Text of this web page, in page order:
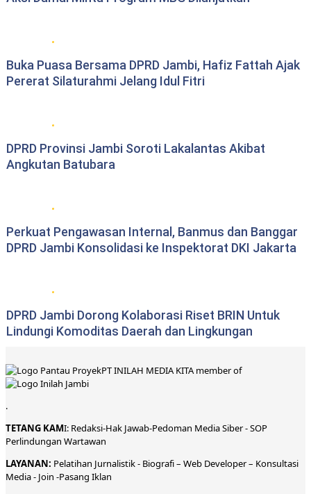
Buka Puasa Bersama DPRD Jambi, Hafiz Fattah Ajak
Pererat Silaturahmi Jelang Idul Fitri
DPRD Provinsi Jambi Soroti Lakalantas Akibat
Angkutan Batubara
Perkuat Pengawasan Internal, Banmus dan Banggar
DPRD Jambi Konsolidasi ke Inspektorat DKI Jakarta
DPRD Jambi Dorong Kolaborasi Riset BRIN Untuk
Lindungi Komoditas Daerah dan Lingkungan
PT INILAH MEDIA KITA member of
.
TETANG KAMI: Redaksi-Hak Jawab-Pedoman Media Siber-SOP
Perlindungan Wartawan
LAYANAN: Pelatihan Jurnalistik - Biografi– Web Developer– Konsultasi
Media- Join -Pasang Iklan